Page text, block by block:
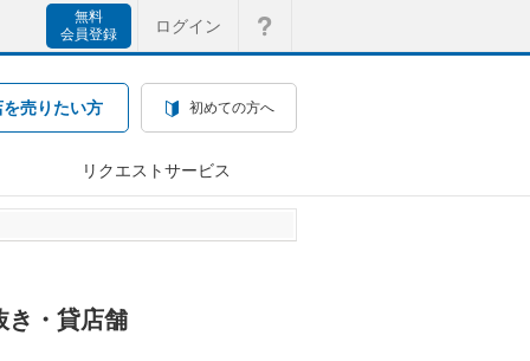
無料
会員登録
ログイン
を売りたい方 初めての方へ
リクエストサービス
き・貸店舗